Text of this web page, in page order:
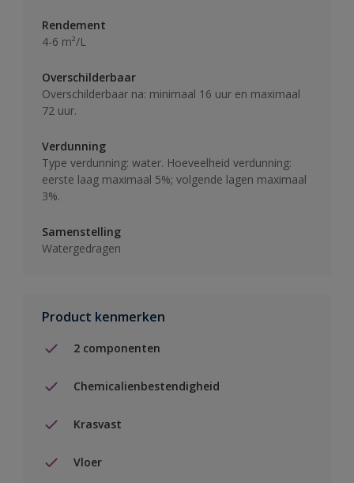
Rendement
4-6 m²/L
Overschilderbaar
Overschilderbaar na: minimaal 16 uur en maximaal
72 uur.
Verdunning
Type verdunning: water. Hoeveelheid verdunning:
eerste laag maximaal 5%; volgende lagen maximaal
3%.
Samenstelling
Watergedragen
Product kenmerken
2 componenten
Chemicalienbestendigheid
Krasvast
Vloer